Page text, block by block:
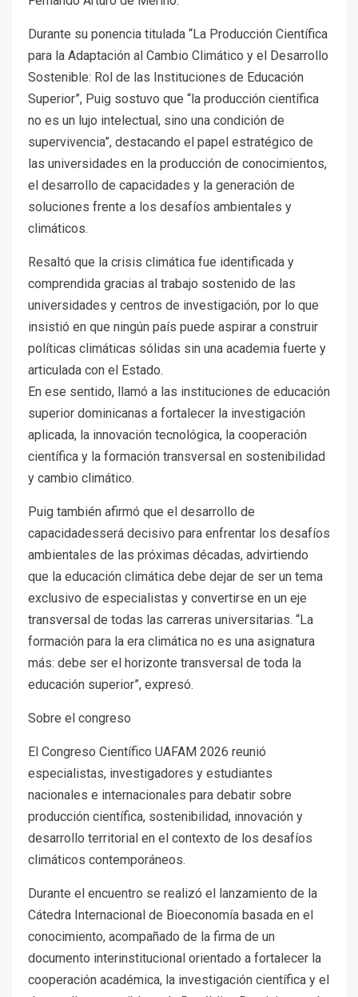
Durante su ponencia titulada “La Producción Científica
para la Adaptación al Cambio Climático y el Desarrollo
Sostenible: Rol de las Instituciones de Educación
Superior”, Puig sostuvo que “la producción científica
no es un lujo intelectual, sino una condición de
supervivencia”, destacando el papel estratégico de
las universidades en la producción de conocimientos,
el desarrollo de capacidades y la generación de
soluciones frente a los desafíos ambientales y
climáticos.
Resaltó que la crisis climática fue identificada y
comprendida gracias al trabajo sostenido de las
universidades y centros de investigación, por lo que
insistió en que ningún país puede aspirar a construir
políticas climáticas sólidas sin una academia fuerte y
articulada con el Estado.
En ese sentido, llamó a las instituciones de educación
superior dominicanas a fortalecer la investigación
aplicada, la innovación tecnológica, la cooperación
científica y la formación transversal en sostenibilidad
y cambio climático.
Puig también afirmó que el desarrollo de
capacidadesserá decisivo para enfrentar los desafíos
ambientales de las próximas décadas, advirtiendo
que la educación climática debe dejar de ser un tema
exclusivo de especialistas y convertirse en un eje
transversal de todas las carreras universitarias. “La
formación para la era climática no es una asignatura
más: debe ser el horizonte transversal de toda la
educación superior”, expresó.
Sobre el congreso
El Congreso Científico UAFAM 2026 reunió
especialistas, investigadores y estudiantes
nacionales e internacionales para debatir sobre
producción científica, sostenibilidad, innovación y
desarrollo territorial en el contexto de los desafíos
climáticos contemporáneos.
Durante el encuentro se realizó el lanzamiento de la
Cátedra Internacional de Bioeconomía basada en el
conocimiento, acompañado de la firma de un
documento interinstitucional orientado a fortalecer la
cooperación académica, la investigación científica y el